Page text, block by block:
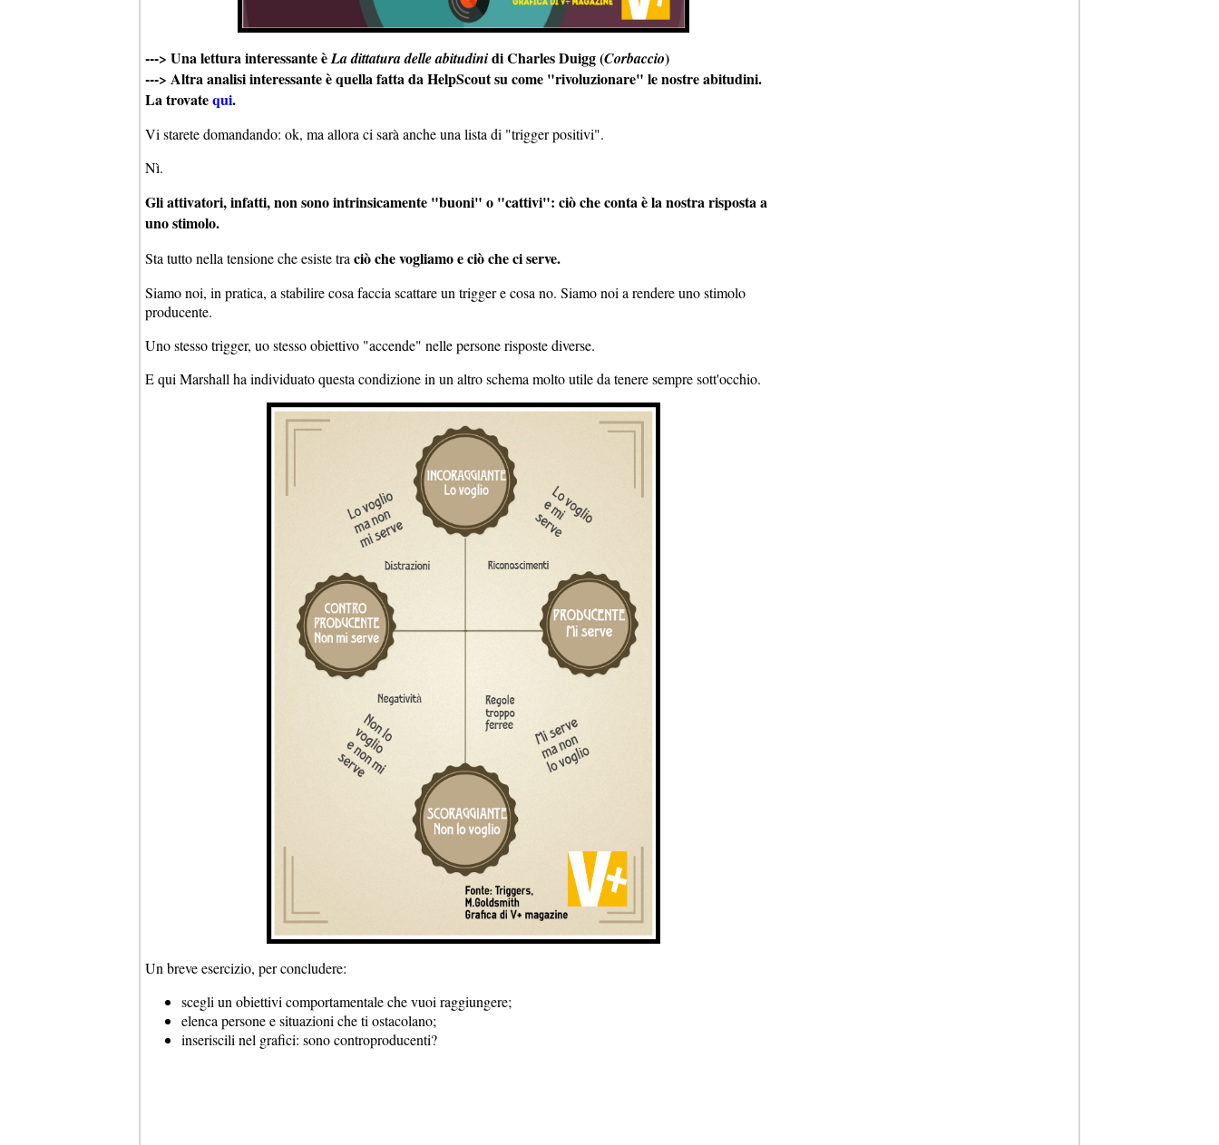
---> Una lettura interessante èLa dittatura delle abitudinidi Charles Duigg (Corbaccio)
---> Altra analisi interessante è quella fatta da HelpScout su come "rivoluzionare" le nostre abitudini.
La trovatequi.
Vi starete domandando: ok, ma allora ci sarà anche una lista di "trigger positivi".
Nì.
Gli attivatori, infatti, non sono intrinsicamente "buoni" o "cattivi": ciò che conta è la nostra risposta a
uno stimolo.
Sta tutto nella tensione che esiste tra ciò che vogliamo e ciò che ci serve.
Siamo noi, in pratica, a stabilire cosa faccia scattare un trigger e cosa no. Siamo noi a rendere uno stimolo
producente.
Uno stesso trigger, uo stesso obiettivo "accende" nelle persone risposte diverse.
E qui Marshall ha individuato questa condizione in un altro schema molto utile da tenere sempre sott'occhio.
Un breve esercizio, per concludere:
scegli un obiettivi comportamentale che vuoi raggiungere;
elenca persone e situazioni che ti ostacolano;
inseriscili nel grafici: sono controproducenti?